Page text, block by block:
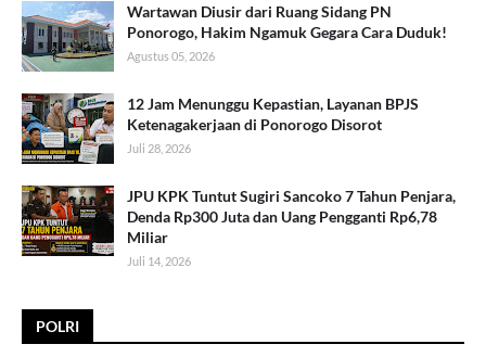
Wartawan Diusir dari Ruang Sidang PN
Ponorogo, Hakim Ngamuk Gegara Cara Duduk!
Agustus 05, 2026
12 Jam Menunggu Kepastian, Layanan BPJS
Ketenagakerjaan di Ponorogo Disorot
Juli 28, 2026
JPU KPK Tuntut Sugiri Sancoko 7 Tahun Penjara,
Denda Rp300 Juta dan Uang Pengganti Rp6,78
Miliar
Juli 14, 2026
POLRI